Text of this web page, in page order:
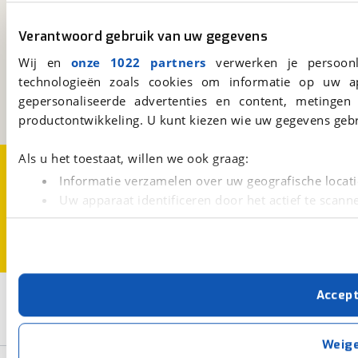
Verantwoord gebruik van uw gegevens
Wij en onze 1022 partners verwerken je
technologieën zoals cookies om informatie op
gepersonaliseerde advertenties en content,
productontwikkeling. U kunt kiezen wie uw gegevens
Als u het toestaat, willen we ook graag:
Informatie verzamelen over uw geografische
Uw apparaat identificeren door het actief te
Lees meer over hoe uw persoonlijke gegevens worden
Met cookies en vergelijkbare technieken zorgen we
cookies zorgen ervoor dat de website goed werkt.
verbeteren. We tonen je graag relevante advertenties
buiten onze website volgt – uiteraard op
Union Elektriciteit
viaBOVAG.nl
Kosterijland15
3981 AJ
Bunnik
Een initiatief van
BOVAG
Over viaBOVAG.nlDisclaimer- en Privacyverklaring
CookievoorkeurenVacatures